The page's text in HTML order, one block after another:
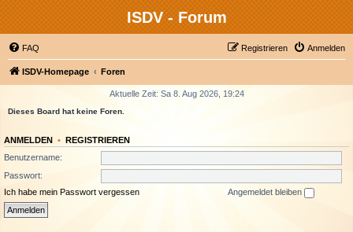
ISDV - Forum
FAQ Anmelden
Registrieren
ISDV-Homepage Foren
Aktuelle Zeit: Sa 8. Aug 2026, 19:24
Dieses Board hat keine Foren.
ANMELDEN • REGISTRIEREN
Benutzername:
Passwort:
Ich habe mein Passwort vergessen
Angemeldet bleiben